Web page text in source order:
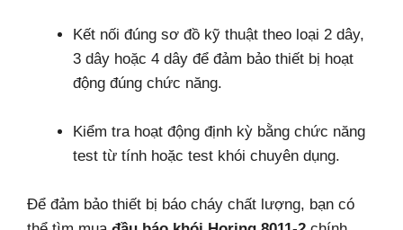
Kết nối đúng sơ đồ kỹ thuật theo loại 2 dây,
3 dây hoặc 4 dây để đảm bảo thiết bị hoạt
động đúng chức năng.
Kiểm tra hoạt động định kỳ bằng chức năng
test từ tính hoặc test khói chuyên dụng.
Để đảm bảo thiết bị báo cháy chất lượng, bạn có